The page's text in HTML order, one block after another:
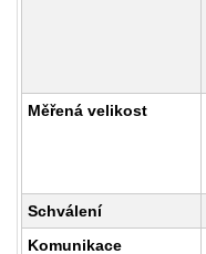
Měřená velikost
Schválení
Komunikace